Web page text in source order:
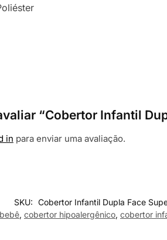
“Cobertor Infantil
in para enviar uma avaliação.
SKU: Cobertor Infantil Dupla Face
, cobertor hipoalergênico, cobertor